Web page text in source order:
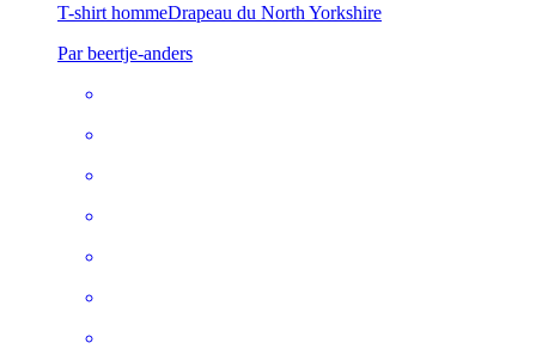
T-shirt hommeDrapeau du North Yorkshire
Par beertje-anders